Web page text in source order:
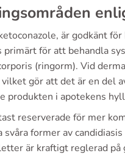
är godkänt
primärt för att behandla
(ringorm). Vid
gör att det är en del
produkten i apotekens
reserverade för mer
former av
är kraftigt reglerad